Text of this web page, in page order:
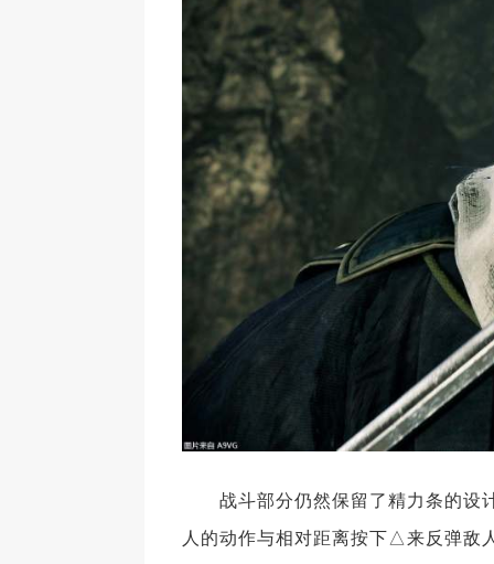
战斗部分仍然保留了精力条的设
人的动作与相对距离按下△来反弹敌